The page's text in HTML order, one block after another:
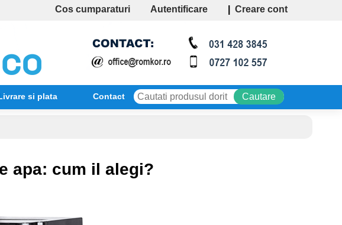
Cos cumparaturi Autentificare Creare cont
si plata Contact
apa: cum il alegi?